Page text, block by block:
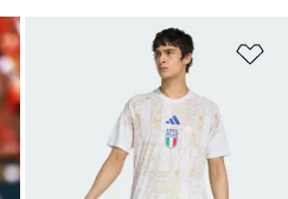
Lägg till på önskelistan